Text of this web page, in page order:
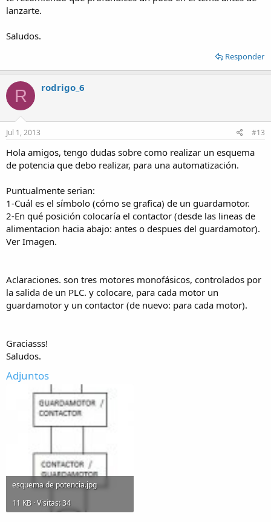
lanzarte.
Saludos.
Responder
R rodrigo_6
Jul 1, 2013 #13
Hola amigos, tengo dudas sobre como realizar un esquema
de potencia que debo realizar, para una automatización.
Puntualmente serian:
1-Cuál es el símbolo (cómo se grafica) de un guardamotor.
2-En qué posición colocaría el contactor (desde las lineas de
alimentacion hacia abajo: antes o despues del guardamotor).
Ver Imagen.
Aclaraciones. son tres motores monofásicos, controlados por
la salida de un PLC. y colocare, para cada motor un
guardamotor y un contactor (de nuevo: para cada motor).
Graciasss!
Saludos.
Adjuntos
esquema de potencia.jpg
11 KB · Visitas: 34